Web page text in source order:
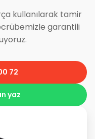
kullanılarak tamir
garantili
72
yaz